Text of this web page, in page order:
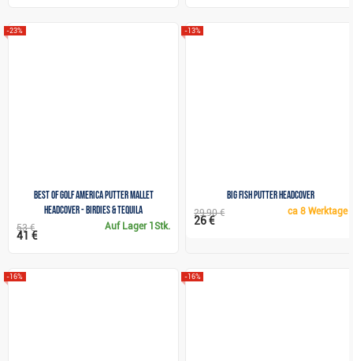
Best of Golf America putter mallet
headcover - Birdies & Tequila
-23%
Auf Lager 1Stk.
53 €
41 €
Big Fish Putter headcover
-13%
ca8 Werktage
29,90 €
26 €
-16% -16%